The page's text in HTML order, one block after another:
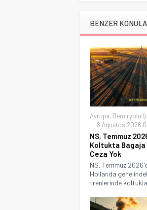
BENZER
Avrupa, Demiryolu
8 Ağustos 2026
NS, Temmuz
Koltukta Bagaja
Ceza Yok
NS, Temmuz
Hollanda
trenlerinde